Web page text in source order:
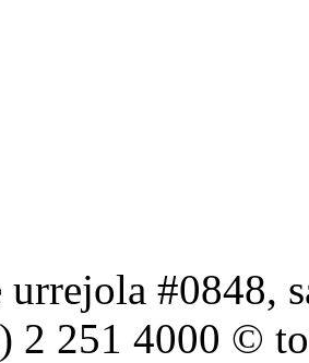
urrejola #0848,
2 251 4000 ©